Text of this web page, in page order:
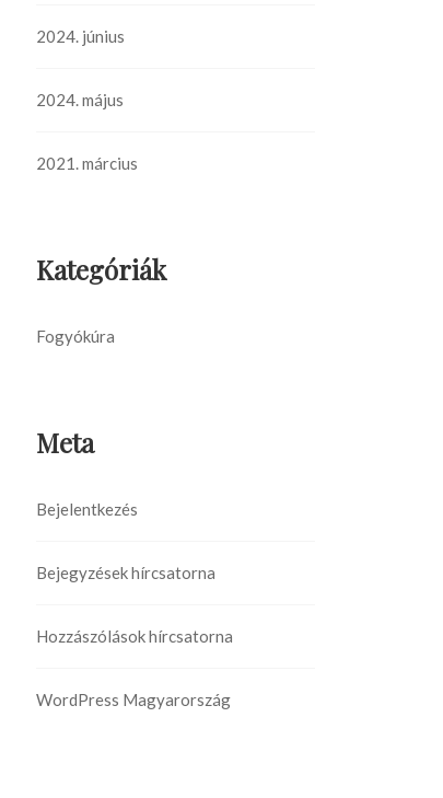
2024. június
2024. május
2021. március
Kategóriák
Fogyókúra
Meta
Bejelentkezés
Bejegyzések hírcsatorna
Hozzászólások hírcsatorna
WordPress Magyarország